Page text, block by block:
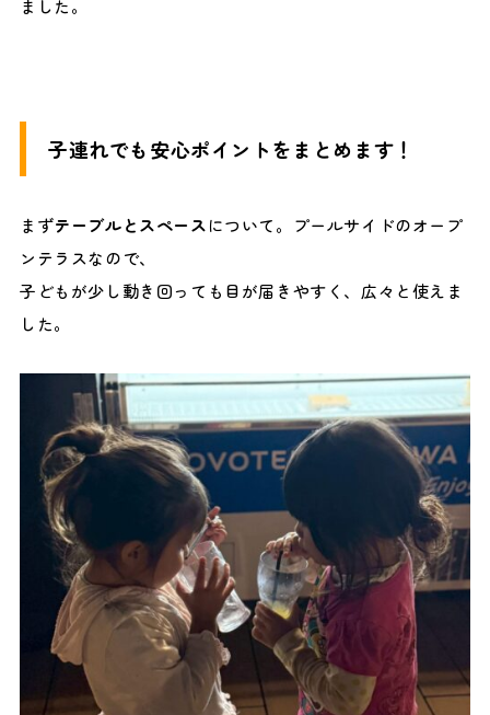
ました。
子連れでも安心ポイントをまとめます！
まずテーブルとスペースについて。プールサイドのオープ
ンテラスなので、
子どもが少し動き回っても目が届きやすく、広々と使えま
した。